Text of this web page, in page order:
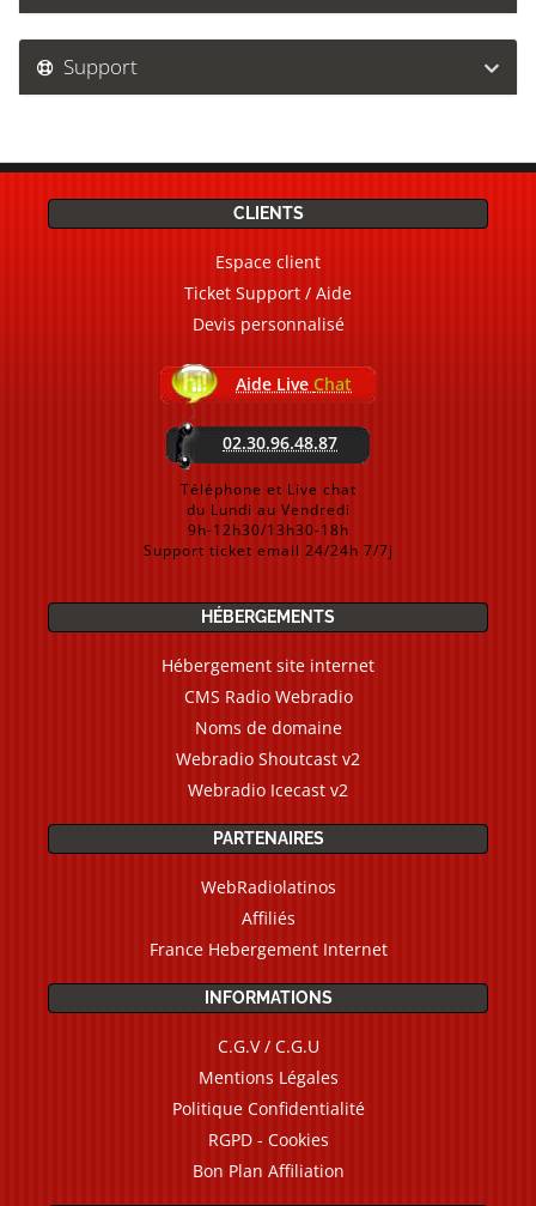
Support
CLIENTS
Espace client
Ticket Support / Aide
Devis personnalisé
Aide Live Chat
02.30.96.48.87
Téléphone et Live chat
du Lundi au Vendredi
9h-12h30/13h30-18h
Support ticket email 24/24h 7/7j
HÉBERGEMENTS
Hébergement site internet
CMS Radio Webradio
Noms de domaine
Webradio Shoutcast v2
Webradio Icecast v2
PARTENAIRES
WebRadiolatinos
Affiliés
France Hebergement Internet
INFORMATIONS
C.G.V / C.G.U
Mentions Légales
Politique Confidentialité
RGPD - Cookies
Bon Plan Affiliation